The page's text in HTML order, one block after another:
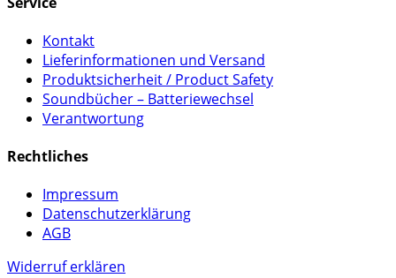
Kontakt
Lieferinformationen und Versand
Produktsicherheit / Product Safety
Soundbücher – Batteriewechsel
Verantwortung
Rechtliches
Impressum
Datenschutzerklärung
AGB
Widerruf erklären